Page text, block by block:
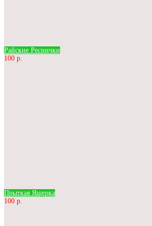
Райские Реснички
100 р.
Прыткая Ящерка
100 р.